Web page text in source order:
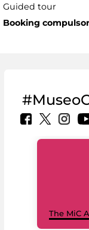
Guided tour
Booking
The MiC